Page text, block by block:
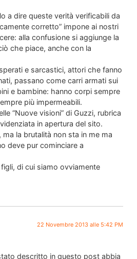
a dire queste verità verificabili da
corretto” impone ai nostri
alla confusione si aggiunge la
che piace, anche con la
e sarcastici, attori che fanno
passano come carri armati sui
e bambine: hanno corpi sempre
più impermeabili.
“Nuove visioni” di Guzzi, rubrica
in apertura del sito.
la brutalità non sta in me ma
deve pur cominciare a
di cui siamo ovviamente
22 Novembre 2013 alle 5:42 PM
descritto in questo post abbia